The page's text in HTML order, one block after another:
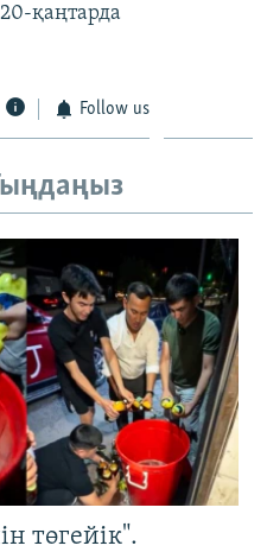
қаңтарда
Follow us
төгейік".